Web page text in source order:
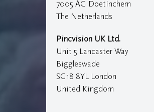
7005 AG Doetinchem
The Netherlands
Pincvision UK Ltd.
Unit 5 Lancaster Way
Biggleswade
SG18 8YL London
United Kingdom